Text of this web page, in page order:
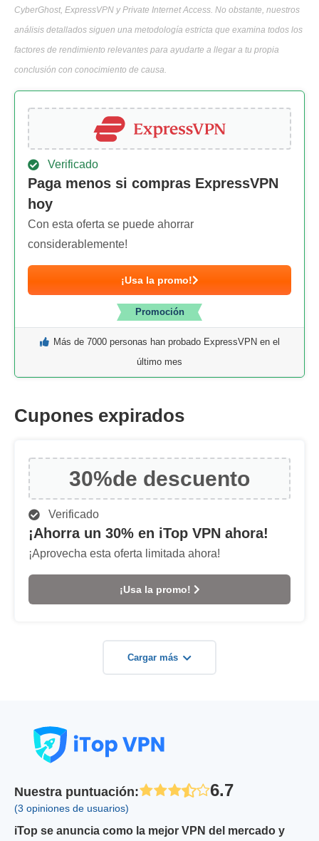
CyberGhost, ExpressVPN y Private Internet Access. No obstante, nuestros
análisis detallados siguen una metodología estricta que examina todos los
factores de rendimiento relevantes para ayudarte a llegar a tu propia
conclusión con conocimiento de causa.
Verificado
Paga menos si compras ExpressVPN
hoy
Con esta oferta se puede ahorrar
considerablemente!
¡Usa la promo!
Promoción
Más de 7000 personas han probado ExpressVPN en el
último mes
Cupones expirados
30%de descuento
Verificado
¡Ahorra un 30% en iTop VPN ahora!
¡Aprovecha esta oferta limitada ahora!
¡Usa la promo!
Cargar más
Nuestra puntuación: 6.7
(3 opiniones de usuarios)
iTop se anuncia como la mejor VPN del mercado y